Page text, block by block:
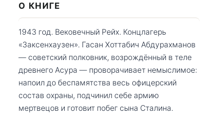
О КНИГЕ
1943 год. Вековечный Рейх. Концлагерь
«Заксенхаузен». Гасан Хоттабич Абдурахманов
— советский полковник, возрождённый в теле
древнего Асура — проворачивает немыслимое:
напоил до беспамятства весь офицерский
состав охраны, подчинил себе армию
мертвецов и готовит побег сына Сталина.